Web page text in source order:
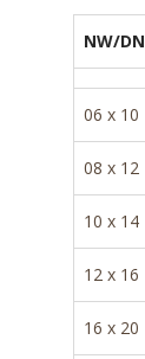
NW/DN
06 x 10
08 x 12
10 x 14
12 x 16
16 x 20